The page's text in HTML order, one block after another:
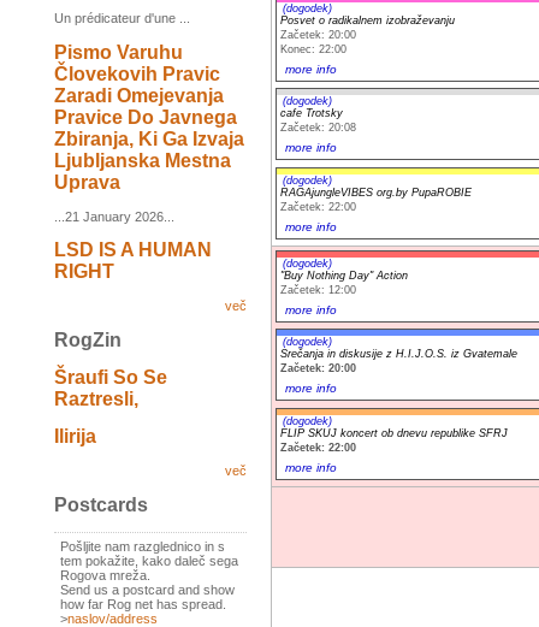
Un prédicateur d'une ...
Pismo Varuhu
Človekovih Pravic
Zaradi Omejevanja
Pravice Do Javnega
Zbiranja, Ki Ga Izvaja
Ljubljanska Mestna
Uprava
...21 January 2026...
LSD IS A HUMAN
RIGHT
več
RogZin
Šraufi So Se
Raztresli,
Ilirija
več
Postcards
Pošljite nam razglednico in s
tem pokažite, kako daleč sega
Rogova mreža.
Send us a postcard and show
how far Rog net has spread.
>naslov/address
(dogodek)
Posvet o radikalnem izobraževanju
Začetek: 20:00
Konec: 22:00
more info
(dogodek)
cafe Trotsky
Začetek: 20:08
more info
(dogodek)
RAGAjungleVIBES org.by PupaROBIE
Začetek: 22:00
more info
(dogodek)
"Buy Nothing Day" Action
Začetek: 12:00
more info
(dogodek)
Srečanja in diskusije z H.I.J.O.S. iz Gvatemale
Začetek: 20:00
more info
(dogodek)
FLIP SKUJ koncert ob dnevu republike SFRJ
Začetek: 22:00
more info